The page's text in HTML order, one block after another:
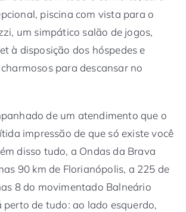
piscina com vista para o
um simpático salão de jogos,
à disposição dos hóspedes e
para descansar no
de um atendimento que o
impressão de que só existe você
disso tudo, a Ondas da Brava
90 km de Florianópolis, a 225 de
8 do movimentado Balneário
perto de tudo: ao lado esquerdo,